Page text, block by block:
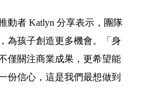
動者 Katlyn 分享表示，團隊
為孩子創造更多機會。「身
僅關注商業成果，更希望能
份信心，這是我們最想做到